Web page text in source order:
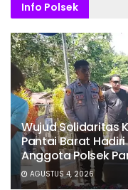
Info Polsek
Wujud Solidaritas
Pantai Barat
Anggota Polsek
AGUSTUS 4, 2026